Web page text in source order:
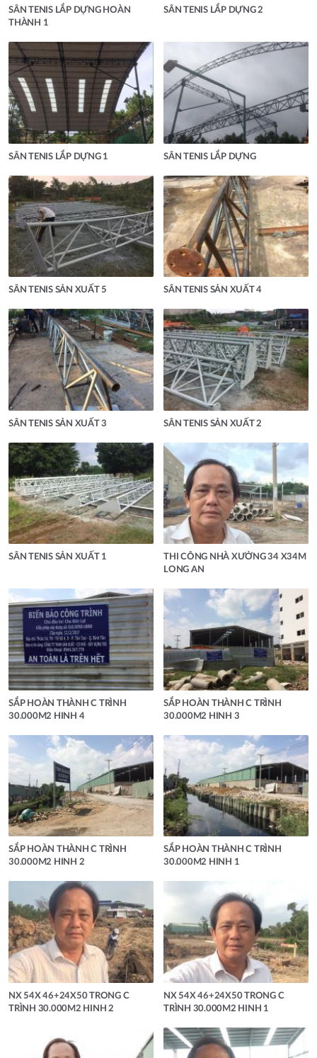
SÂN TENIS LẮP DỰNG HOÀN
THÀNH 1
SÂN TENIS LẮP DỰNG 2
SÂN TENIS LẮP DỰNG 1 SÂN TENIS LẮP DỰNG
SÂN TENIS SẢN XUẤT 5 SÂN TENIS SẢN XUẤT 4
SÂN TENIS SẢN XUẤT 3 SÂN TENIS SẢN XUẤT 2
SÂN TENIS SẢN XUẤT 1
THI CÔNG NHÀ XƯỞNG 34 X34M
LONG AN
SẮP HOÀN THÀNH C TRÌNH
30.000M2 HINH 4
SẮP HOÀN THÀNH C TRÌNH
30.000M2 HINH 3
SẮP HOÀN THÀNH C TRÌNH
30.000M2 HINH 2
SẮP HOÀN THÀNH C TRÌNH
30.000M2 HINH 1
NX 54X 46+24X50 TRONG C
TRÌNH 30.000M2 HINH 2
NX 54X 46+24X50 TRONG C
TRÌNH 30.000M2 HINH 1